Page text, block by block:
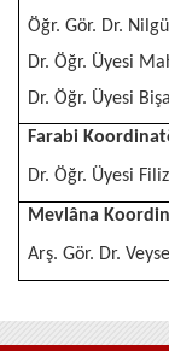
Öğr. Gör. Dr.
Dr. Öğr. Üyesi
Dr. Öğr. Üyesi
Farabi
Dr. Öğr. Üyesi
Mevlâna
Arş. Gör. Dr.